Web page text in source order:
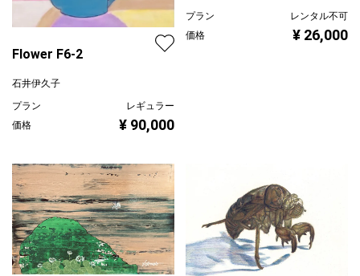
Flower F6-2
石井伊久子
プラン
レギュラー
価格
¥ 90,000
プラン
レンタル不可
価格
¥ 26,000